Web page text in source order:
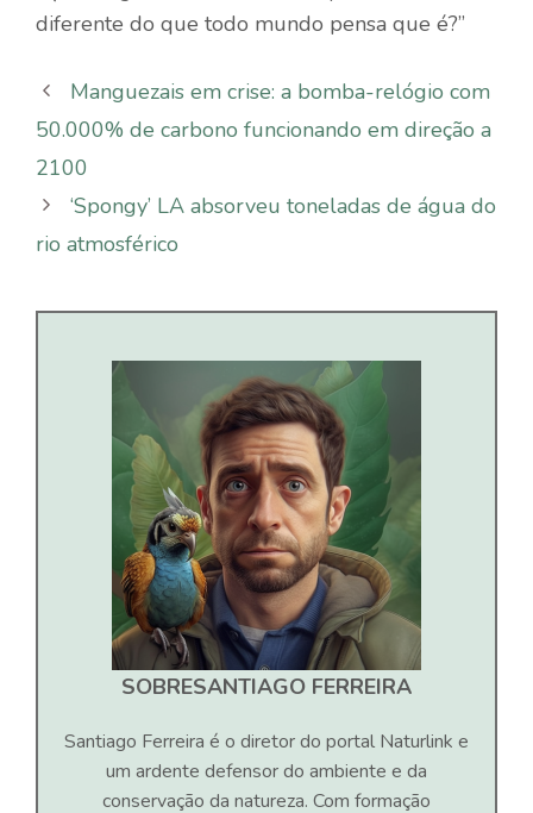
diferente do que todo mundo pensa que é?”
Manguezais em crise: a bomba-relógio com
50.000% de carbono funcionando em direção a
2100
‘Spongy’ LA absorveu toneladas de água do
rio atmosférico
SOBRESANTIAGO FERREIRA
Santiago Ferreira é o diretor do portal Naturlink e
um ardente defensor do ambiente e da
conservação da natureza. Com formação